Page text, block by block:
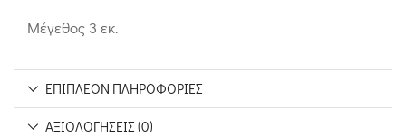
Μέγεθος 3 εκ.
ΕΠΙΠΛΈΟΝ ΠΛΗΡΟΦΟΡΊΕΣ
ΑΞΙΟΛΟΓΉΣΕΙΣ (0)